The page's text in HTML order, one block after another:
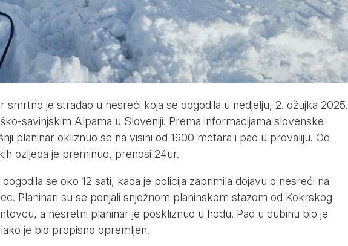
smrtno je stradao u nesreći koja se dogodila u nedjelju, 2. ožujka 2025.
savinjskim Alpama u Sloveniji. Prema informacijama slovenske
planinar okliznuo se na visini od 1900 metara i pao u provaliju. Od
ozljeda je preminuo, prenosi 24ur.
se oko 12 sati, kada je policija zaprimila dojavu o nesreći na
Planinari su se penjali snježnom planinskom stazom od Kokrskog
a nesretni planinar je poskliznuo u hodu. Pad u dubinu bio je
je bio propisno opremljen.